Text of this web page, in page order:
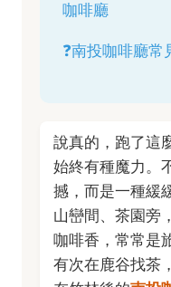
咖啡廳
❓南投咖啡廳常
說真的，跑了這
始終有種魔力。
撼，而是一種緩
山巒間、茶園旁
咖啡香，常常是
有次在鹿谷找茶